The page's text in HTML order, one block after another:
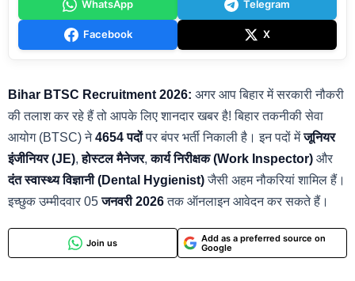
WhatsApp Telegram
Facebook X
Bihar BTSC Recruitment 2026: अगर आप बिहार में सरकारी नौकरी
की तलाश कर रहे हैं तो आपके लिए शानदार खबर है! बिहार तकनीकी सेवा
आयोग (BTSC) ने4654 पदोंपर बंपर भर्ती निकाली है। इन पदों मेंजूनियर
इंजीनियर (JE),होस्टल मैनेजर,कार्य निरीक्षक (Work Inspector) और
दंत स्वास्थ्य विज्ञानी (Dental Hygienist)जैसी अहम नौकरियां शामिल हैं।
इच्छुक उम्मीदवार 05जनवरी 2026तक ऑनलाइन आवेदन कर सकते हैं।
Join us
Add as a preferred source on
Google